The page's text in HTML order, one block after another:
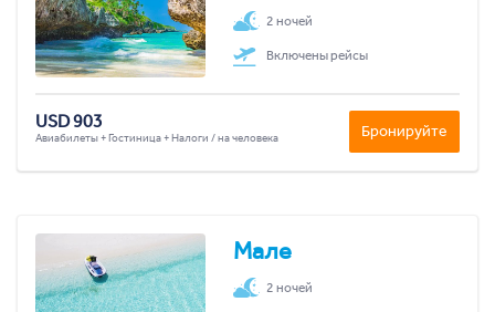
2 ночей
Включены рейсы
USD 903
Авиабилеты + Гостиница + Налоги / на человека Бронируйте
Мале
2 ночей